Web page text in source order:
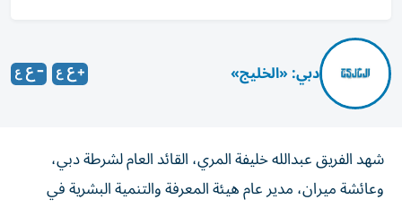
دبي: «الخليج»
شهد الفريق عبدالله خليفة المري، القائد العام لشرطة دبي،
وعائشة ميران، مدير عام هيئة المعرفة والتنمية البشرية في